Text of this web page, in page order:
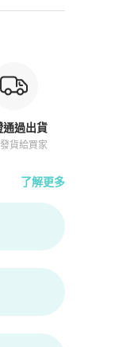
通過出貨
貨給買家
了解更多